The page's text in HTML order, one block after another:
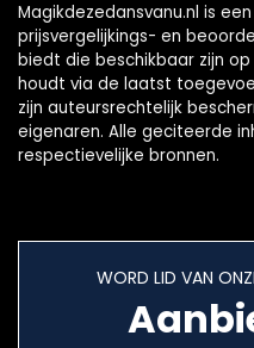
Magikdezedansvanu.nl is
prijsvergelijkings- en
biedt die beschikbaar zijn
houdt via de laatst
zijn auteursrechtelijk
eigenaren. Alle geciteerde
respectievelijke bronnen.
WORD LID VAN